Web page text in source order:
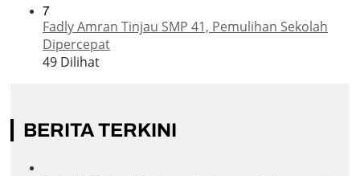
7
Fadly Amran Tinjau SMP 41, Pemulihan Sekolah
Dipercepat
49 Dilihat
BERITA TERKINI